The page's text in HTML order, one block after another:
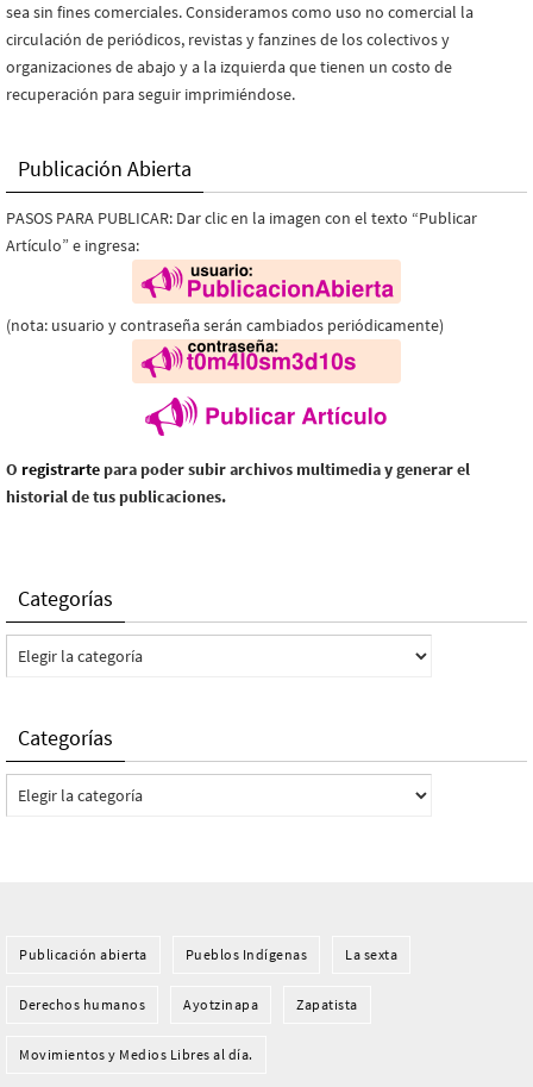
sea sin fines comerciales. Consideramos como uso no comercial la
circulación de periódicos, revistas y fanzines de los colectivos y
organizaciones de abajo y a la izquierda que tienen un costo de
recuperación para seguir imprimiéndose.
Publicación Abierta
PASOS PARA PUBLICAR: Dar clic en la imagen con el texto “Publicar
Artículo” e ingresa:
(nota: usuario y contraseña serán cambiados periódicamente)
O registrarte para poder subir archivos multimedia y generar el
historial de tus publicaciones.
Categorías
Categorías
Categorías
Categorías
Publicación abierta Pueblos Indí­genas La sexta
Derechos humanos Ayotzinapa Zapatista
Movimientos y Medios Libres al día.